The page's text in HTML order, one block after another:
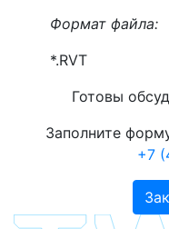
Формат файла:
*.RVT
Готовы
Заполните
+7